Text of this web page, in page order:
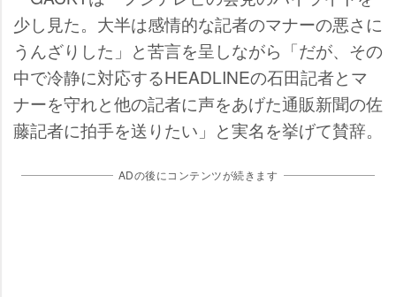
少し見た。大半は感情的な記者のマナーの悪さに
うんざりした」と苦言を呈しながら「だが、その
中で冷静に対応するHEADLINEの石田記者とマ
ナーを守れと他の記者に声をあげた通販新聞の佐
藤記者に拍手を送りたい」と実名を挙げて賛辞。
ADの後にコンテンツが続きます